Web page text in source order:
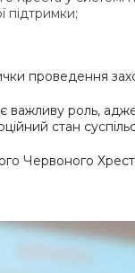
підтримки;
проведення
важливу роль,
стан
Червоного